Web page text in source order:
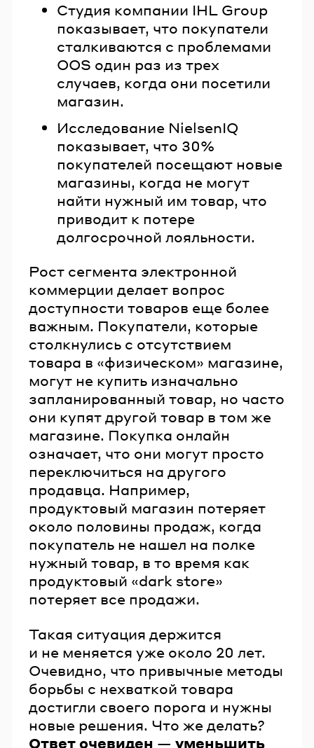
Студия компании IHL Group
показывает, что покупатели
сталкиваются с проблемами
ООS один раз из трех
случаев, когда они посетили
магазин.
Исследование NielsenIQ
показывает, что 30%
покупателей посещают новые
магазины, когда не могут
найти нужный им товар, что
приводит к потере
долгосрочной лояльности.
Рост сегмента электронной
коммерции делает вопрос
доступности товаров еще более
важным. Покупатели, которые
столкнулись с отсутствием
товара в «физическом» магазине,
могут не купить изначально
запланированный товар, но часто
они купят другой товар в том же
магазине. Покупка онлайн
означает, что они могут просто
переключиться на другого
продавца. Например,
продуктовый магазин потеряет
около половины продаж, когда
покупатель не нашел на полке
нужный товар, в то время как
продуктовый «dark store»
потеряет все продажи.
Такая ситуация держится
и не меняется уже около 20 лет.
Очевидно, что привычные методы
борьбы с нехваткой товара
достигли своего порога и нужны
новые решения. Что же делать?
Ответ очевиден — уменьшить